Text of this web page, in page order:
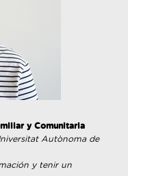
y Comunitaria
Autònoma de
y tenir un